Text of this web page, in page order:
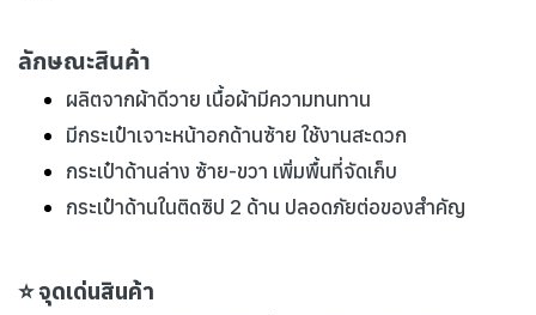
ลักษณะสินค้า
ผลิตจากผ้าดีวาย เนื้อผ้ามีความทนทาน
มีกระเป๋าเจาะหน้าอกด้านซ้าย ใช้งานสะดวก
กระเป๋าด้านล่าง ซ้าย-ขวา เพิ่มพื้นที่จัดเก็บ
กระเป๋าด้านในติดซิป 2 ด้าน ปลอดภัยต่อของสำคัญ
⭐ จุดเด่นสินค้า